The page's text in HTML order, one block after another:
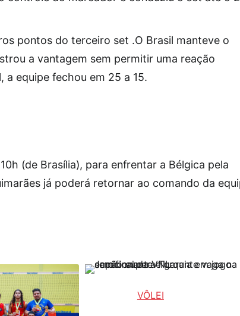
pontos do terceiro set .O Brasil manteve o
a vantagem sem permitir uma reação
a equipe fechou em 25 a 15.
(de Brasília), para enfrentar a Bélgica pela
já poderá retornar ao comando da
VÔLEI